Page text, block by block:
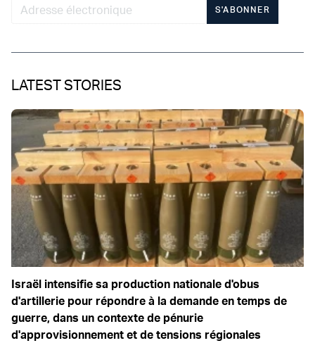
S'ABONNER
LATEST STORIES
Israël intensifie sa production nationale d'obus
d'artillerie pour répondre à la demande en temps de
guerre, dans un contexte de pénurie
d'approvisionnement et de tensions régionales